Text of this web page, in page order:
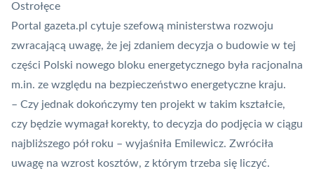
Ostrołęce
Portal gazeta.pl cytuje szefową ministerstwa rozwoju
zwracającą uwagę, że jej zdaniem decyzja o budowie w tej
części Polski nowego bloku energetycznego była racjonalna
m.in. ze względu na bezpieczeństwo energetyczne kraju.
– Czy jednak dokończymy ten projekt w takim kształcie,
czy będzie wymagał korekty, to decyzja do podjęcia w ciągu
najbliższego pół roku – wyjaśniła Emilewicz. Zwróciła
uwagę na wzrost kosztów, z którym trzeba się liczyć.